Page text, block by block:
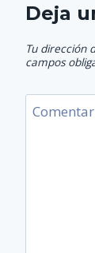
Deja
Tu dirección
campos